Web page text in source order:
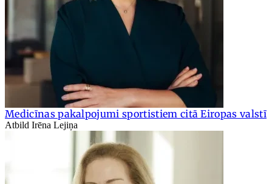
Medicīnas pakalpojumi sportistiem citā Eiropas valstī
Atbild Irēna Lejiņa